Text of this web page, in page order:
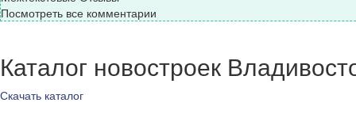
Посмотреть все комментарии
Каталог новостроек
Скачать каталог